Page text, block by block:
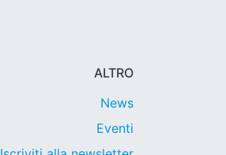
ALTRO
News
Eventi